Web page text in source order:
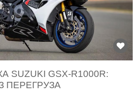
GSX-R1000R:
ПЕРЕГРУЗА